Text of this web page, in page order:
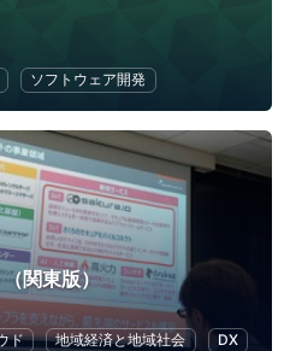
ソフトウェア開発
関東版）
ド 地域経済と地域社会 DX